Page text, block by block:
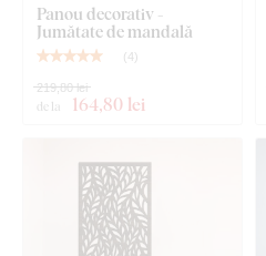
Puteți alege dintre
rezistența la zgârieturi
Panou decorativ -
Jumătate de mandală
( 4)
de la 164,80 lei
219,80 lei